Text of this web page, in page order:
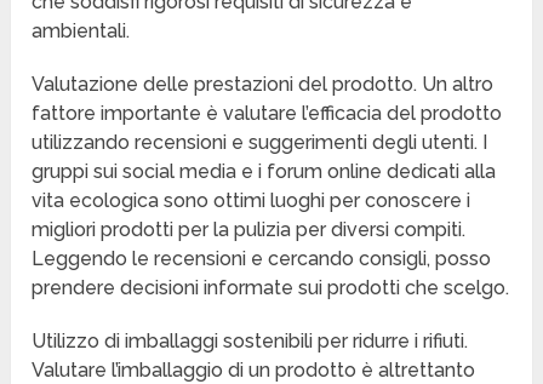
ambientali.
Valutazione delle prestazioni del prodotto. Un altro
fattore importante è valutare l’efficacia del prodotto
utilizzando recensioni e suggerimenti degli utenti. I
gruppi sui social media e i forum online dedicati alla
vita ecologica sono ottimi luoghi per conoscere i
migliori prodotti per la pulizia per diversi compiti.
Leggendo le recensioni e cercando consigli, posso
prendere decisioni informate sui prodotti che scelgo.
Utilizzo di imballaggi sostenibili per ridurre i rifiuti.
Valutare l’imballaggio di un prodotto è altrettanto